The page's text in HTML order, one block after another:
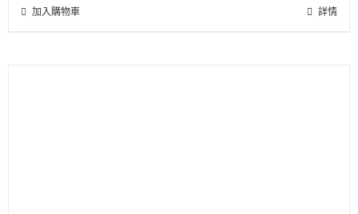
加入購物車 詳情